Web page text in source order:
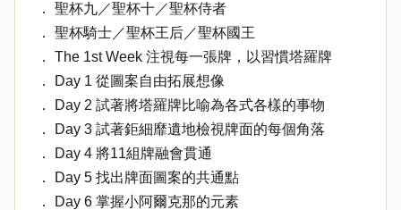
． 聖杯九／聖杯十／聖杯侍者
． 聖杯騎士／聖杯王后／聖杯國王
． The 1st Week 注視每一張牌，以習慣塔羅牌
． Day 1 從圖案自由拓展想像
． Day 2 試著將塔羅牌比喻為各式各樣的事物
． Day 3 試著鉅細靡遺地檢視牌面的每個角落
． Day 4 將11組牌融會貫通
． Day 5 找出牌面圖案的共通點
． Day 6 掌握小阿爾克那的元素